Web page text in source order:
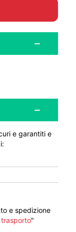
e garantiti e
e spedizione
"